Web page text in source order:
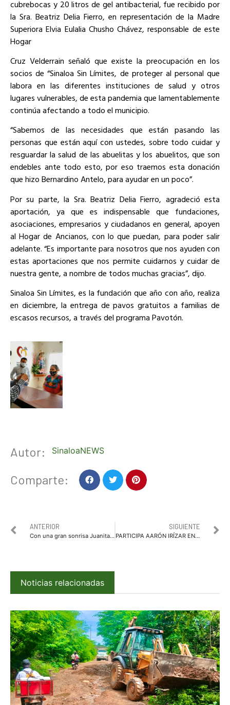
cubrebocas y 20 litros de gel antibacterial, fue recibido por
la Sra. Beatriz Delia Fierro, en representación de la Madre
Superiora Elvia Eulalia Chusho Chávez, responsable de este
Hogar
Cruz Velderrain señaló que existe la preocupación en los
socios de “Sinaloa Sin Límites, de proteger al personal que
labora en las diferentes instituciones de salud y otros
lugares vulnerables, de esta pandemia que lamentablemente
continúa afectando a todo el municipio.
“Sabemos de las necesidades que están pasando las
personas que están aquí con ustedes, sobre todo cuidar y
resguardar la salud de las abuelitas y los abuelitos, que son
endebles ante todo esto, por eso traemos esta donación
que hizo Bernardino Antelo, para ayudar en un poco”.
Por su parte, la Sra. Beatriz Delia Fierro, agradeció esta
aportación, ya que es indispensable que fundaciones,
asociaciones, empresarios y ciudadanos en general, apoyen
al Hogar de Ancianos, con lo que puedan, para poder salir
adelante. “Es importante para nosotros que nos ayuden con
estas aportaciones que nos permite cuidarnos y cuidar de
nuestra gente, a nombre de todos muchas gracias”, dijo.
Sinaloa Sin Límites, es la fundación que año con año, realiza
en diciembre, la entrega de pavos gratuitos a familias de
escasos recursos, a través del programa Pavotón.
Autor: SinaloaNEWS
Comparte:
ANTERIOR
Con una gran sonrisa Juanita recibe su nueva silla de ruedas
SIGUIENTE
PARTICIPA AARÓN IRÍZAR EN CONCURRIDA REUNIÓN A TRAVÉS DE PLATAFORMAS DIGITALES
Noticias relacionadas